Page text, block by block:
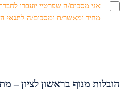
אני מסכים/ה שפרטיי יועברו
מחיר ומאשר/ת ומסכים/ה לתנאי
הובלות מנוף בראשון לציון –